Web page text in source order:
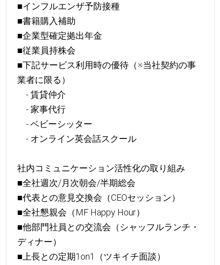
■インフルエンザ予防接種
■書籍購入補助
■企業型確定拠出年金
■従業員持株会
■下記サービス利用時の優待（※当社契約の事
業者に限る）
- 賃貸仲介
- 家事代行
- ベビーシッター
- オンライン英会話スクール
社内コミュニケーション活性化の取り組み
■全社週次/月次朝会/半期総会
■代表との意見交換会（CEOセッション）
■全社懇親会（MF Happy Hour）
■他部門社員との交流会（シャッフルランチ・
ディナー）
■上長との定期1on1（ツキイチ面談）